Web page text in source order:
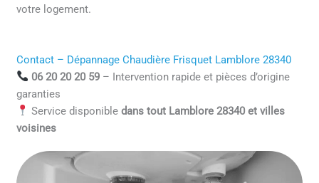
votre logement.
Contact – Dépannage Chaudière Frisquet Lamblore 28340
06 20 20 20 59– Intervention rapide et pièces d’origine
garanties
Service disponible dans tout Lamblore 28340 et villes
voisines